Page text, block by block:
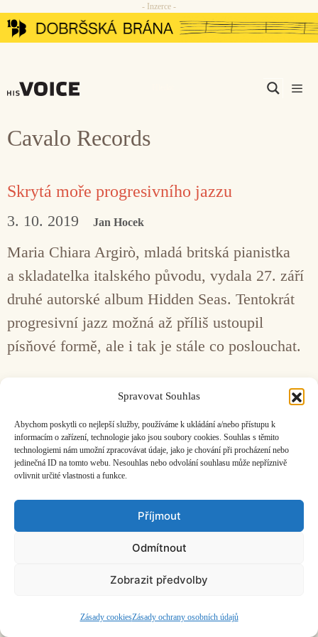
Spravovat Souhlas
Abychom poskytli co nejlepší služby, používáme k ukládání a/nebo přístupu k
informacím o zařízení, technologie jako jsou soubory cookies. Souhlas s těmito
technologiemi nám umožní zpracovávat údaje, jako je chování při procházení nebo
jedinečná ID na tomto webu. Nesouhlas nebo odvolání souhlasu může nepříznivě
ovlivnit určité vlastnosti a funkce.
Příjmout
Odmítnout
Zobrazit předvolby
Zásady cookiesZásady ochrany osobních údajů
Přeskočit
na
- Inzerce -
Cavalo Records
Skrytá moře progresivního jazzu
3. 10. 2019 Jan Hocek
Maria Chiara Argirò, mladá britská pianistka
a skladatelka italského původu, vydala 27. září
druhé autorské album Hidden Seas. Tentokrát
progresivní jazz možná až příliš ustoupil
písňové formě, ale i tak je stále co poslouchat.
Facebook
Bandcamp
Mail
©2026 HISvoice – design a admin